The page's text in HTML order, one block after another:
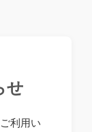
せ
利用い